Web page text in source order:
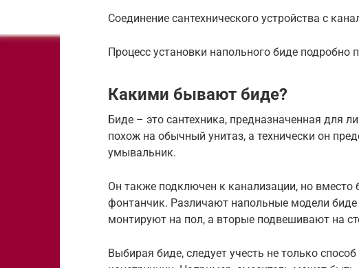
Соединение сантехнического устройства с
Процесс установки напольного биде подробно
Какими бывают биде?
Биде – это сантехника, предназначенная для
похож на обычный унитаз, а технически он
умывальник.
Он также подключен к канализации, но вместо
фонтанчик. Различают напольные модели
монтируют на пол, а вторые подвешивают на
Выбирая биде, следует учесть не только